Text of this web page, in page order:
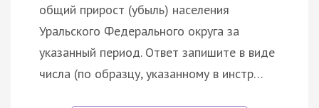
общий прирост (убыль) населения
Уральского Федерального округа за
указанный период. Ответ запишите в виде
числа (по образцу, указанному в инстр…